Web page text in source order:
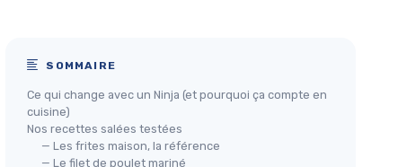
SOMMAIRE
Ce qui change avec un Ninja (et pourquoi ça compte en
cuisine)
Nos recettes salées testées
— Les frites maison, la référence
— Le filet de poulet mariné